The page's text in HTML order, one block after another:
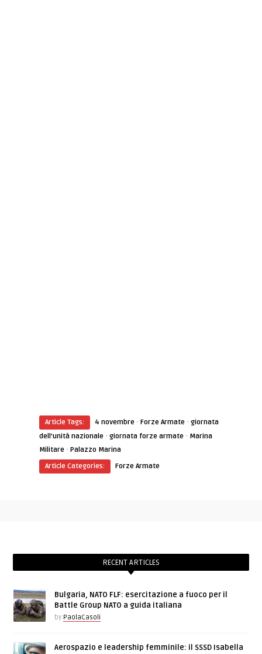
Article Tags: 4 novembre ·Forze Armate ·giornata
dell'unità nazionale ·giornata forze armate · Marina
Militare ·Palazzo Marina
Article Categories:
Forze Armate
RECENT ARTICLES
Bulgaria, NATO FLF: esercitazione a fuoco per il
Battle Group NATO a guida italiana
by PaolaCasoli
Aerospazio e leadership femminile: il SSSD Isabella